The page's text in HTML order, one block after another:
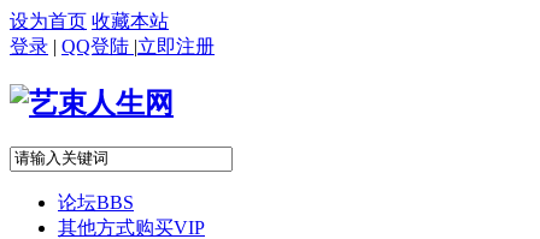
设为首页 收藏本站
登录 | QQ登陆 |立即注册
论坛BBS
其他方式购买VIP